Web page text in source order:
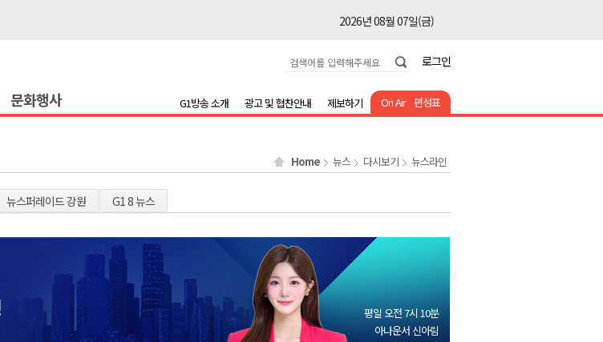
2026년 08월 07일(금)
2026년 08월 07일(금)
2026년 08월 07일(금)
2026년 08월 07일(금)
2026년 08월 07일(금)
2026년 08월 07일(금)
2026년 08월 07일(금)
2026년 08월 07일(금)
로그인
문화행사 On Air 편성표
G1방송 소개 광고 및 협찬안내 제보하기
Home 뉴스 다시보기 뉴스라인
뉴스퍼레이드 강원 G1 8 뉴스
평일 오전 7시 10분
아나운서 신아림